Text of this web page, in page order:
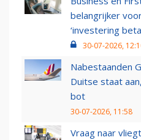
belangrijker
‘investering
30-07-2026,
Nabestaanden
Duitse staat
bot
30-07-2026, 11:58
Vraag naar